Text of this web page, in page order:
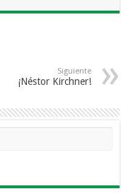
Siguiente
¡Néstor Kirchner!